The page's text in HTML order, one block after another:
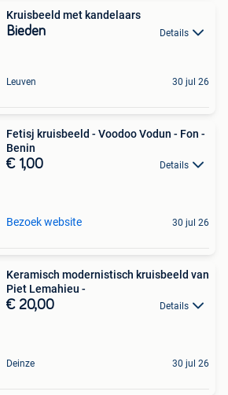
Kruisbeeld met kandelaars
Bieden Details
Leuven 30 jul 26
Fetisj kruisbeeld - Voodoo Vodun - Fon -
Benin
€ 1,00 Details
Bezoek website 30 jul 26
Keramisch modernistisch kruisbeeld van
Piet Lemahieu -
€ 20,00 Details
Deinze 30 jul 26